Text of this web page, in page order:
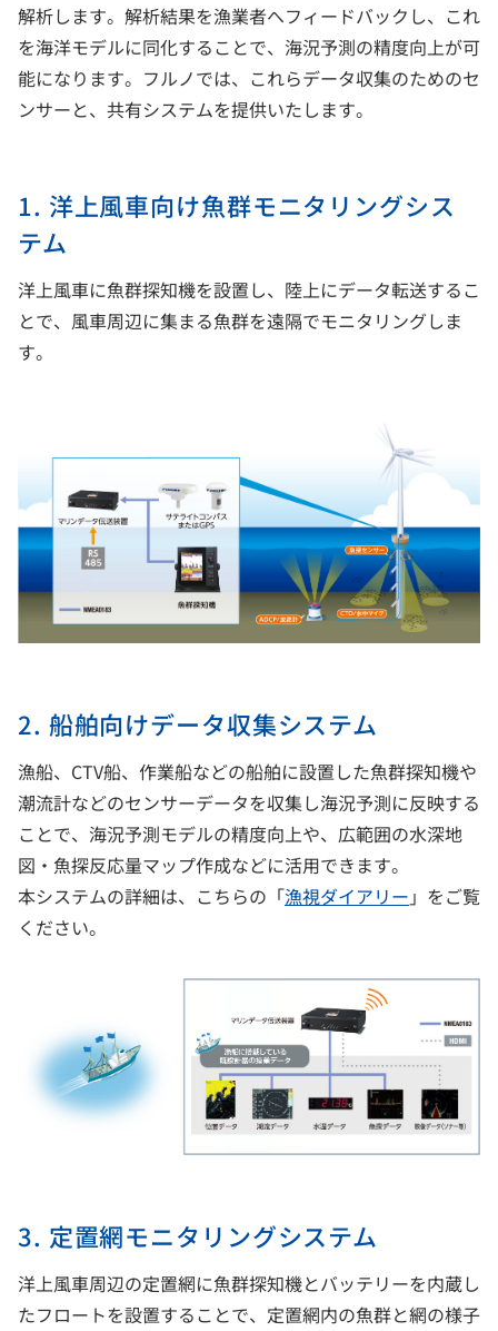
解析します。解析結果を漁業者へフィードバックし、これ
を海洋モデルに同化することで、海況予測の精度向上が可
能になります。フルノでは、これらデータ収集のためのセ
ンサーと、共有システムを提供いたします。
1. 洋上風車向け魚群モニタリングシス
テム
洋上風車に魚群探知機を設置し、陸上にデータ転送するこ
とで、風車周辺に集まる魚群を遠隔でモニタリングしま
す。
2. 船舶向けデータ収集システム
漁船、CTV船、作業船などの船舶に設置した魚群探知機や
潮流計などのセンサーデータを収集し海況予測に反映する
ことで、海況予測モデルの精度向上や、広範囲の水深地
図・魚探反応量マップ作成などに活用できます。
本システムの詳細は、こちらの「漁視ダイアリー 」をご覧
ください。
3. 定置網モニタリングシステム
洋上風車周辺の定置網に魚群探知機とバッテリーを内蔵し
たフロートを設置することで、定置網内の魚群と網の様子